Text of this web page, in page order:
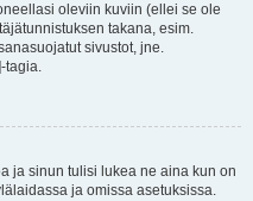
oleviin kuviin (ellei se ole
takana, esim.
sivustot, jne.
tagia.
ja sinun tulisi lukea ne aina kun on
ja omissa asetuksissa.